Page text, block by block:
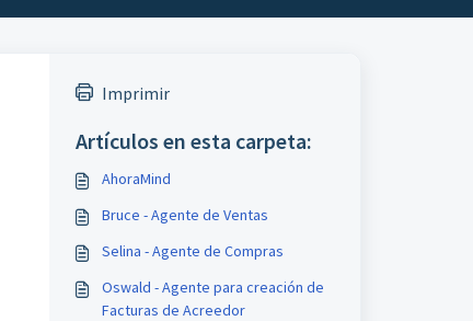
Imprimir
Artículos en esta carpeta:
AhoraMind
Bruce - Agente de Ventas
Selina - Agente de Compras
Oswald - Agente para creación de
Facturas de Acreedor